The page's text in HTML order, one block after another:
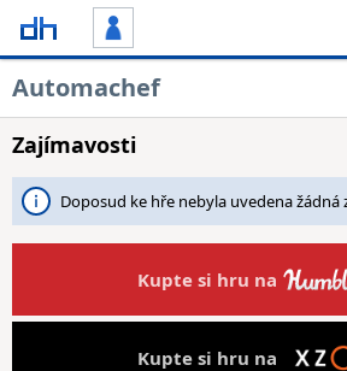
Automachef
Zajímavosti
Doposud ke hře nebyla uvedena žádná
Kupte si hru na
Kupte si hru na